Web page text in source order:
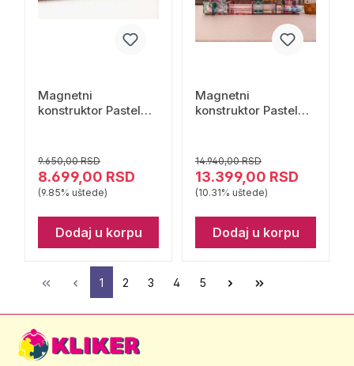
Magnetni
konstruktor Pastel
9.650,00 RSD
8.699,00 RSD
(9.85% uštede)
Dodaj u korpu
Magnetni
konstruktor Pastel
14.940,00 RSD
13.399,00 RSD
(10.31% uštede)
Dodaj u korpu
1 2 3 4 5